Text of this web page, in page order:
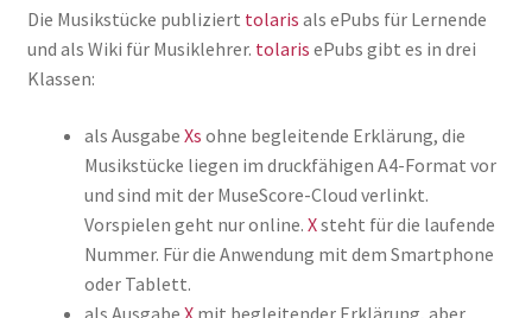
Die Musikstücke publiziert tolaris als ePubs für Lernende
und als Wiki für Musiklehrer. tolaris ePubs gibt es in drei
Klassen:
als Ausgabe Xs ohne begleitende Erklärung, die
Musikstücke liegen im druckfähigen A4-Format vor
und sind mit der MuseScore-Cloud verlinkt.
Vorspielen geht nur online. Xsteht für die laufende
Nummer. Für die Anwendung mit dem Smartphone
oder Tablett.
als Ausgabe Xmit begleitender Erklärung, aber